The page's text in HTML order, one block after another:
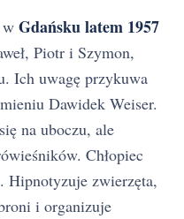
Gdańsku latem 1957
Piotr i Szymon,
Ich uwagę przykuwa
Dawidek Weiser.
na uboczu, ale
Chłopiec
Hipnotyzuje zwierzęta,
i organizuje